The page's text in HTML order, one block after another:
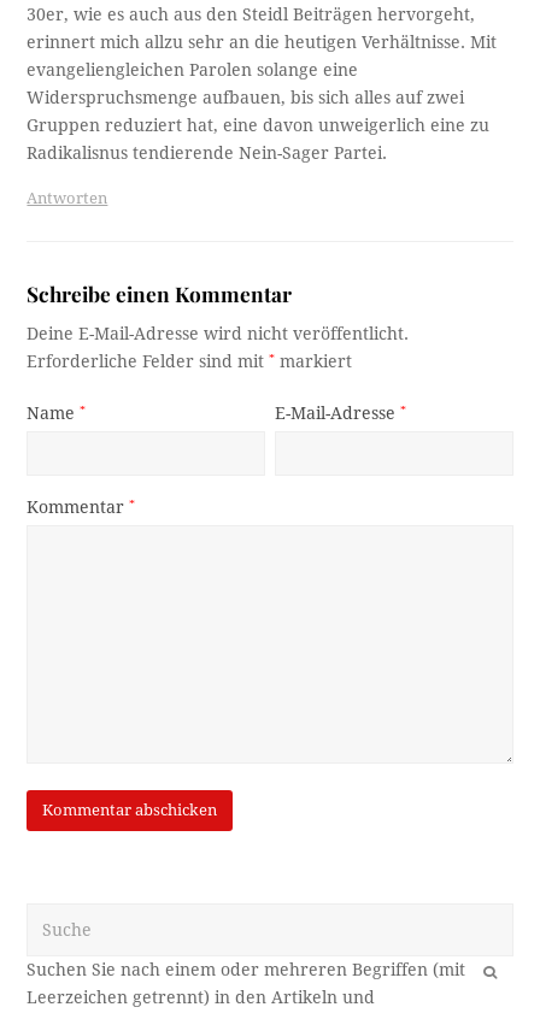
30er, wie es auch aus den Steidl Beiträgen hervorgeht,
erinnert mich allzu sehr an die heutigen Verhältnisse. Mit
evangeliengleichen Parolen solange eine
Widerspruchsmenge aufbauen, bis sich alles auf zwei
Gruppen reduziert hat, eine davon unweigerlich eine zu
Radikalisnus tendierende Nein-Sager Partei.
Antworten
Schreibe einen Kommentar
Deine E-Mail-Adresse wird nicht veröffentlicht.
Erforderliche Felder sind mit* markiert
Name* E-Mail-Adresse*
Kommentar*
OK